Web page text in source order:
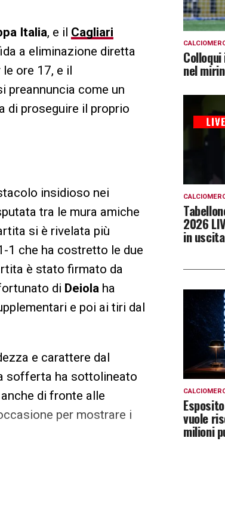
Italia, e il Cagliari
a eliminazione diretta
ore 17, e il
preannuncia come un
di proseguire il proprio
insidioso nei
tra le mura amiche
si è rivelata più
1 che ha costretto le due
è stato firmato da
di Deiola ha
e poi ai tiri dal
e carattere dal
sofferta ha sottolineato
di fronte alle
per mostrare i
nel
2026
in uscita
vuole
milioni